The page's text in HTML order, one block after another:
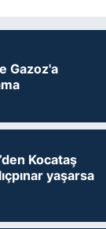
Gazoz'a
Kocataş
yaşarsa